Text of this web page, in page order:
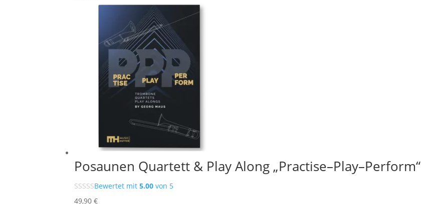
Posaunen Quartett & Play Along „Practise–Play–Perform“
Bewertet mit5.00 von 5
49,90€